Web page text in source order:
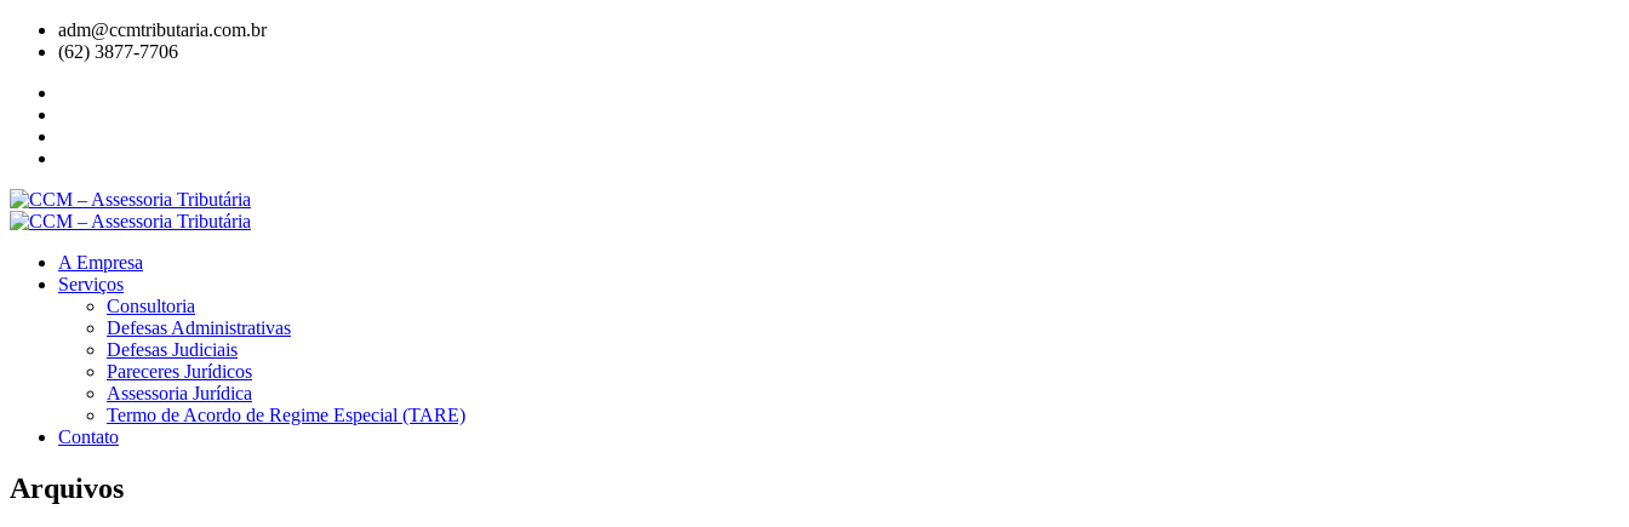
adm@ccmtributaria.com.br
(62) 3877-7706
A Empresa
Serviços
Consultoria
Defesas Administrativas
Defesas Judiciais
Pareceres Jurídicos
Assessoria Jurídica
Termo de Acordo de Regime Especial (TARE)
Contato
Arquivos